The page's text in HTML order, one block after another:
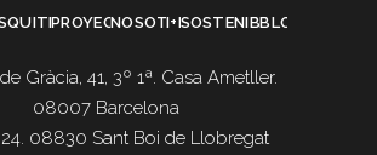
PROYECTOSNOSOTROS
I+DSOSTENIBILIDAD
BLOG
Gràcia, 41, 3º 1ª. Casa Ametller.
08007 Barcelona
24. 08830 Sant Boi de Llobregat